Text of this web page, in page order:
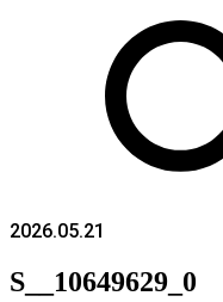
2026.05.21
S__10649629_0